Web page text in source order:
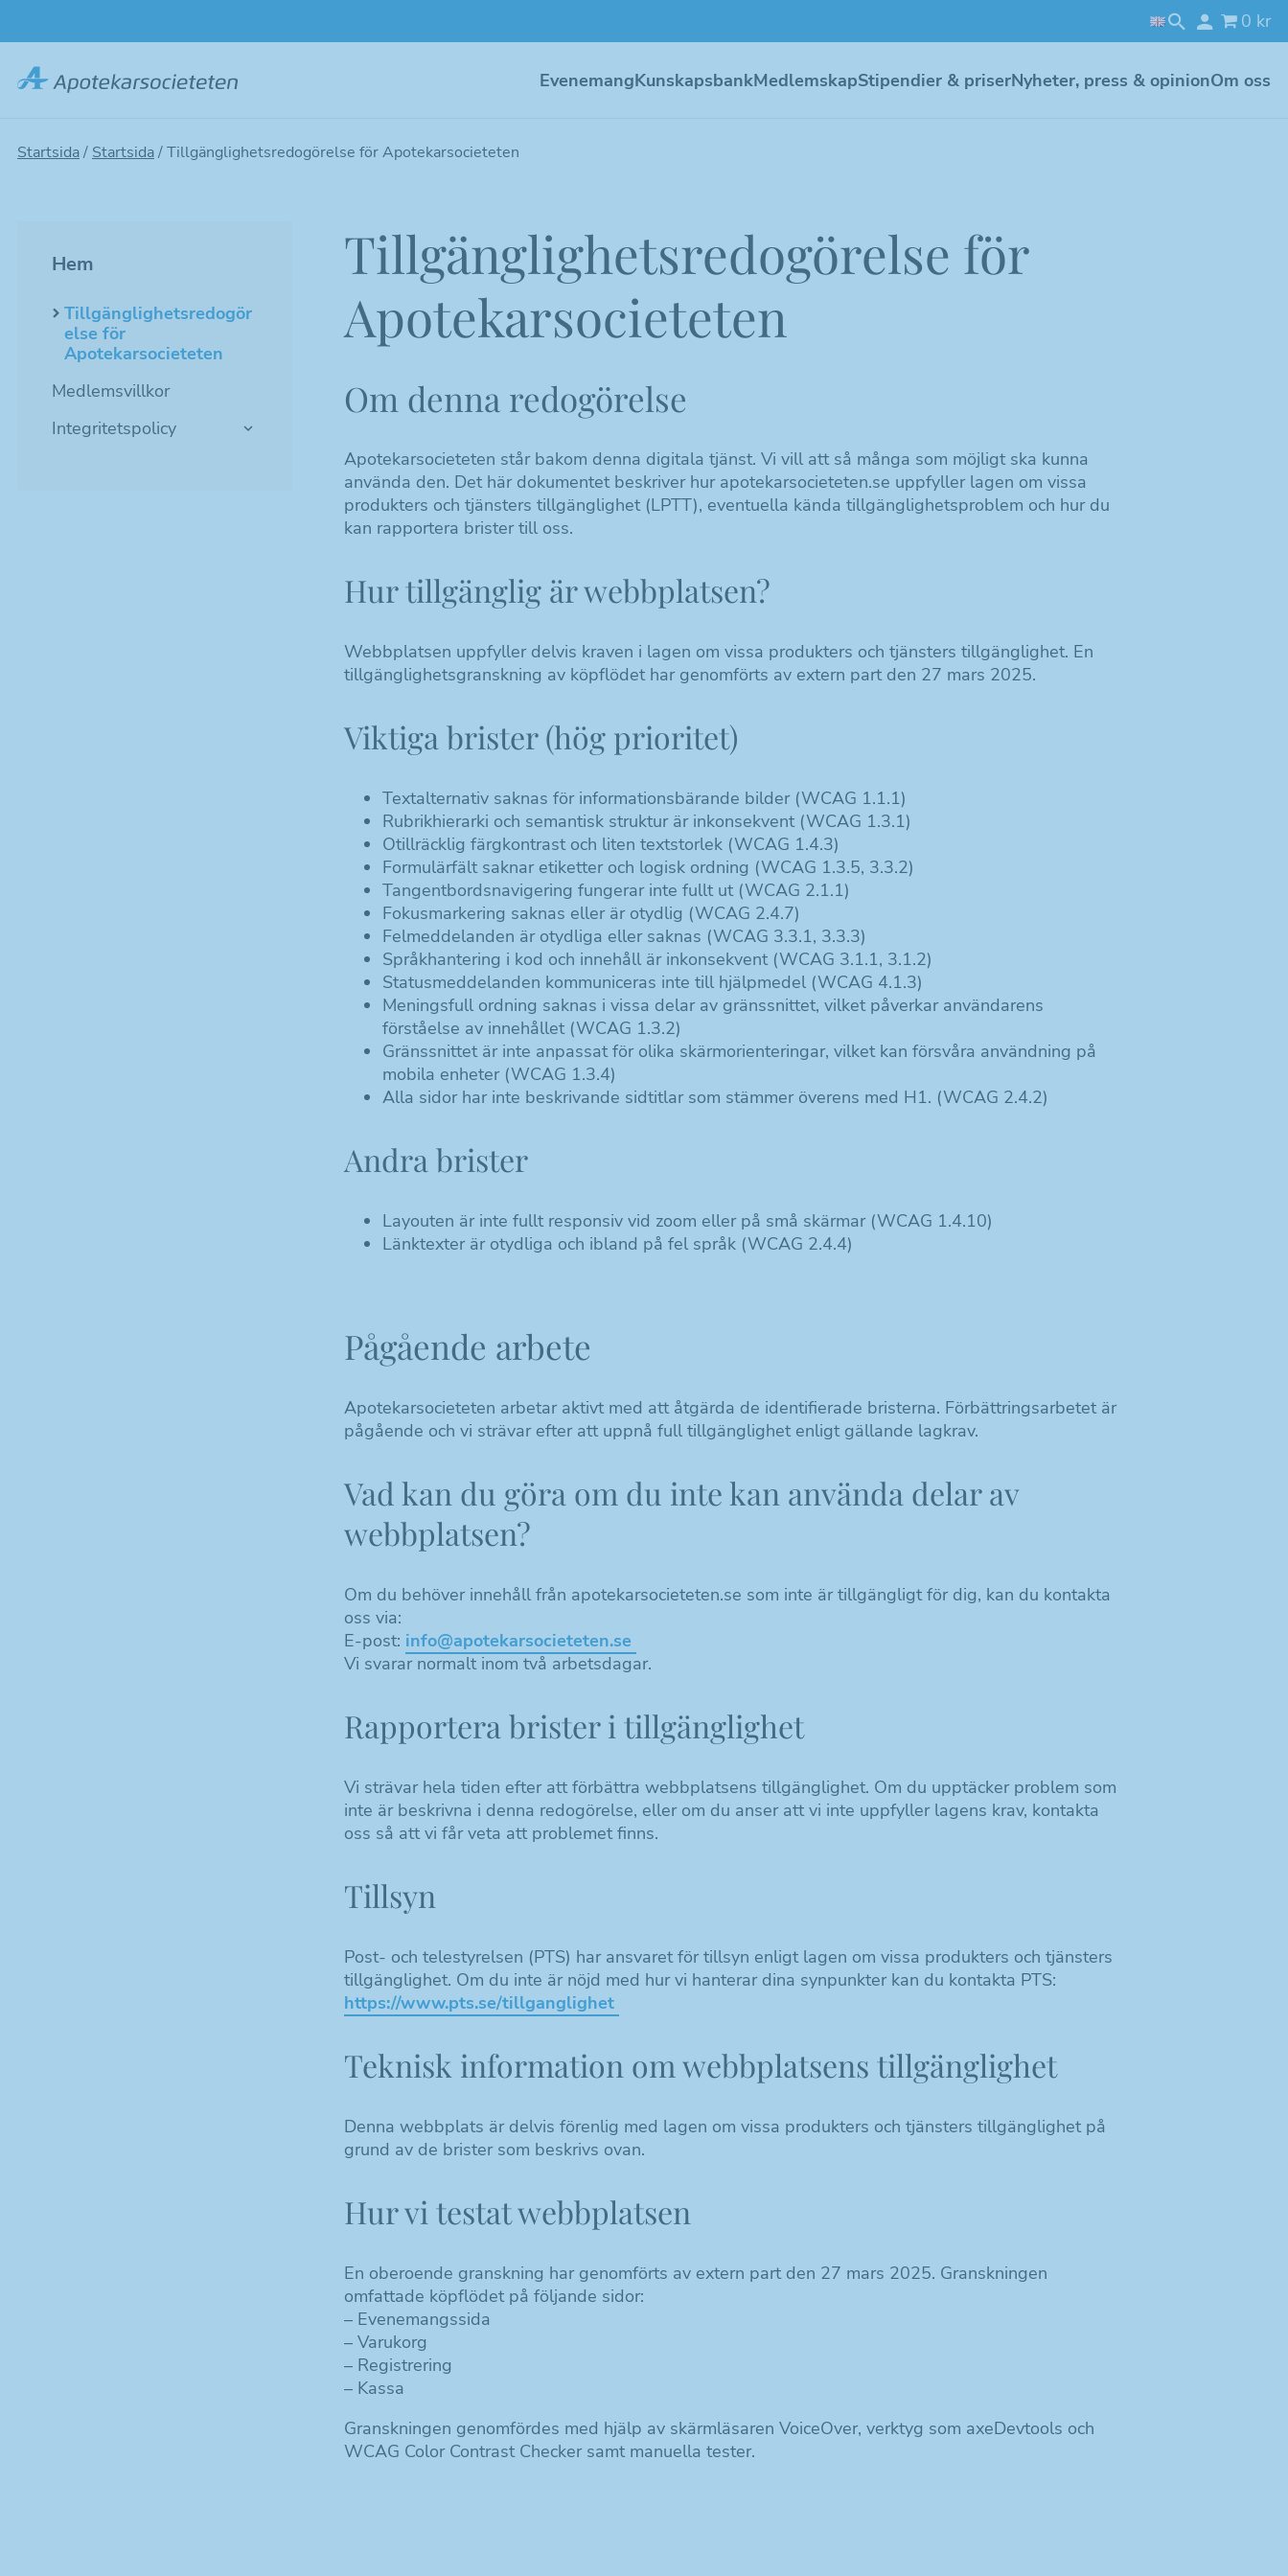
0 kr
EvenemangKunskapsbankMedlemskapStipendier & priserNyheter, press & opinionOm oss
Startsida/ Startsida/Tillgänglighetsredogörelse för Apotekarsocieteten
Hem
Tillgänglighetsredogör
else för
Apotekarsocieteten
Medlemsvillkor
Integritetspolicy
Tillgänglighetsredogörelse för
Apotekarsocieteten
Om denna redogörelse
Apotekarsocieteten står bakom denna digitala tjänst. Vi vill att så många som möjligt ska kunna
använda den. Det här dokumentet beskriver hur apotekarsocieteten.se uppfyller lagen om vissa
produkters och tjänsters tillgänglighet (LPTT), eventuella kända tillgänglighetsproblem och hur du
kan rapportera brister till oss.
Hur tillgänglig är webbplatsen?
Webbplatsen uppfyller delvis kraven i lagen om vissa produkters och tjänsters tillgänglighet. En
tillgänglighetsgranskning av köpflödet har genomförts av extern partden 27 mars 2025.
Viktiga brister (hög prioritet)
Textalternativ saknas för informationsbärande bilder (WCAG 1.1.1)
Rubrikhierarki och semantisk struktur är inkonsekvent (WCAG 1.3.1)
Otillräcklig färgkontrast och liten textstorlek (WCAG 1.4.3)
Formulärfält saknar etiketter och logisk ordning (WCAG 1.3.5, 3.3.2)
Tangentbordsnavigering fungerar inte fullt ut (WCAG 2.1.1)
Fokusmarkering saknas eller är otydlig (WCAG 2.4.7)
Felmeddelanden är otydliga eller saknas (WCAG 3.3.1, 3.3.3)
Språkhantering i kod och innehåll är inkonsekvent (WCAG 3.1.1, 3.1.2)
Statusmeddelanden kommuniceras inte till hjälpmedel (WCAG 4.1.3)
Meningsfull ordning saknas i vissa delar av gränssnittet, vilket påverkar användarens
förståelse av innehållet (WCAG 1.3.2)
Gränssnittet är inte anpassat för olika skärmorienteringar, vilket kan försvåra användning på
mobila enheter (WCAG 1.3.4)
Alla sidor har inte beskrivande sidtitlar som stämmer överens med H1. (WCAG 2.4.2)
Andra brister
Layouten är inte fullt responsiv vid zoom eller på små skärmar (WCAG 1.4.10)
Länktexter är otydliga och ibland på fel språk (WCAG 2.4.4)
Pågående arbete
Apotekarsocieteten arbetar aktivt med att åtgärda de identifierade bristerna. Förbättringsarbetet är
pågående och vi strävar efter att uppnå full tillgänglighet enligt gällande lagkrav.
Vad kan du göra om du inte kan använda delar av
webbplatsen?
Om du behöver innehåll från apotekarsocieteten.se som inte är tillgängligt för dig, kan du kontakta
oss via:
E-post: info@apotekarsocieteten.se
Vi svarar normalt inom två arbetsdagar.
Rapportera brister i tillgänglighet
Vi strävar hela tiden efter att förbättra webbplatsens tillgänglighet. Om du upptäcker problem som
inte är beskrivna i denna redogörelse, eller om du anser att vi inte uppfyller lagens krav, kontakta
oss så att vi får veta att problemet finns.
Tillsyn
Post- och telestyrelsen (PTS) har ansvaret för tillsyn enligt lagen om vissa produkters och tjänsters
tillgänglighet. Om du inte är nöjd med hur vi hanterar dina synpunkter kan du kontakta PTS:
https://www.pts.se/tillganglighet
Teknisk information om webbplatsens tillgänglighet
Denna webbplats är delvis förenlig med lagen om vissa produkters och tjänsters tillgänglighet på
grund av de brister som beskrivs ovan.
Hur vi testat webbplatsen
En oberoende granskning har genomförts av extern part den 27 mars 2025. Granskningen
omfattade köpflödet på följande sidor:
– Evenemangssida
– Varukorg
– Registrering
– Kassa
Granskningen genomfördes med hjälp av skärmläsaren VoiceOver, verktyg som axeDevtools och
WCAG Color Contrast Checker samt manuella tester.
Nödvändiga